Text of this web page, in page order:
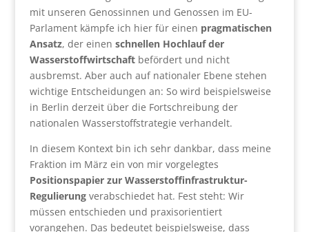
mit unseren Genossinnen und Genossen im EU-
Parlament kämpfe ich hier für einen pragmatischen
Ansatz, der einen schnellen Hochlauf der
Wasserstoffwirtschaftbefördert und nicht
ausbremst. Aber auch auf nationaler Ebene stehen
wichtige Entscheidungen an: So wird beispielsweise
in Berlin derzeit über die Fortschreibung der
nationalen Wasserstoffstrategie verhandelt.
In diesem Kontext bin ich sehr dankbar, dass meine
Fraktion im März ein von mir vorgelegtes
Positionspapier zur Wasserstoffinfrastruktur-
Regulierungverabschiedet hat. Fest steht: Wir
müssen entschieden und praxisorientiert
vorangehen. Das bedeutet beispielsweise, dass